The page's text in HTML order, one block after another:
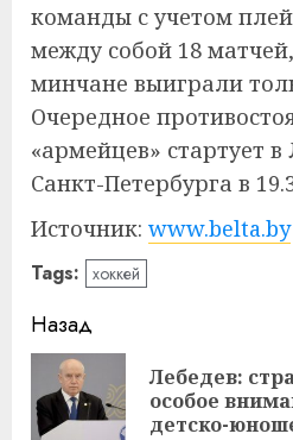
команды с учетом
между собой 18
минчане выиграли
Очередное
«армейцев» стартует
Санкт-Петербурга в
Источник: www.belta.by
Tags: хоккей
Навигация
записи
Назад
Лебедев:
особое
детско-